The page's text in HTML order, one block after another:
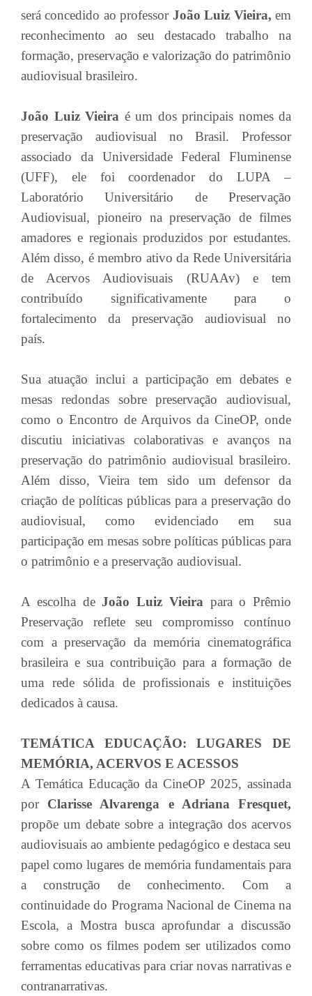
será concedido ao professor João Luiz Vieira,em
reconhecimento ao seu destacado trabalho na
formação, preservação e valorização do patrimônio
audiovisual brasileiro.
João Luiz Vieira é um dos principais nomes da
preservação audiovisual no Brasil. Professor
associado da Universidade Federal Fluminense
(UFF), ele foi coordenador do LUPA –
Laboratório Universitário de Preservação
Audiovisual, pioneiro na preservação de filmes
amadores e regionais produzidos por estudantes.
Além disso, é membro ativo da Rede Universitária
de Acervos Audiovisuais (RUAAv) e tem
contribuído significativamente para o
fortalecimento da preservação audiovisual no
país.
Sua atuação inclui a participação em debates e
mesas redondas sobre preservação audiovisual,
como o Encontro de Arquivos da CineOP, onde
discutiu iniciativas colaborativas e avanços na
preservação do patrimônio audiovisual brasileiro.
Além disso, Vieira tem sido um defensor da
criação de políticas públicas para a preservação do
audiovisual, como evidenciado em sua
participação em mesas sobre políticas públicas para
o patrimônio e a preservação audiovisual.
A escolha deJoão Luiz Vieira para o Prêmio
Preservação reflete seu compromisso contínuo
com a preservação da memória cinematográfica
brasileira e sua contribuição para a formação de
uma rede sólida de profissionais e instituições
dedicados à causa.
TEMÁTICA EDUCAÇÃO: LUGARES DE
MEMÓRIA, ACERVOS E ACESSOS
A Temática Educação da CineOP 2025, assinada
porClarisse Alvarenga e Adriana Fresquet,
propõe um debate sobre a integração dos acervos
audiovisuais ao ambiente pedagógico e destaca seu
papel como lugares de memória fundamentais para
a construção de conhecimento. Com a
continuidade do Programa Nacional de Cinema na
Escola, a Mostra busca aprofundar a discussão
sobre como os filmes podem ser utilizados como
ferramentas educativas para criar novas narrativas e
contranarrativas.